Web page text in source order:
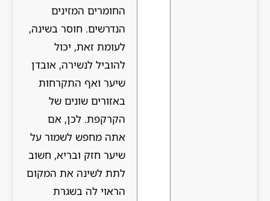
החומרים המזינים
הנדרשים. חוסר בשינה,
לעומת זאת, יכול
להוביל לנשירה, אובדן
שיער ואף התקרחות
באזורים שונים של
הקרקפת. לכן, אם
אתה מחפש לשמור על
שיער חזק ובריא, חשוב
לתת לשינה את המקום
הראוי לה בשגרת